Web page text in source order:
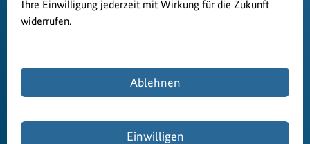
Ihre Einwilligung jederzeit mit Wirkung für die Zukunft
widerrufen.
Ablehnen
Einwilligen